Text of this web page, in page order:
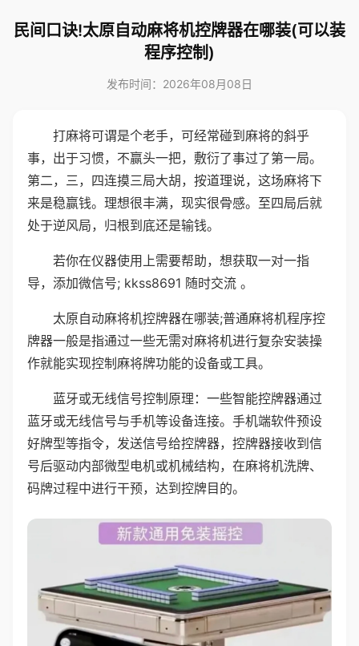
民间口诀!太原自动麻将机控牌器在哪装(可以装
程序控制)
发布时间：2026年08月08日
打麻将可谓是个老手，可经常碰到麻将的斜乎
事，出于习惯，不赢头一把，敷衍了事过了第一局。
第二，三，四连摸三局大胡，按道理说，这场麻将下
来是稳赢钱。理想很丰满，现实很骨感。至四局后就
处于逆风局，归根到底还是输钱。
若你在仪器使用上需要帮助，想获取一对一指
导，添加微信号; kkss8691 随时交流 。
太原自动麻将机控牌器在哪装;普通麻将机程序控
牌器一般是指通过一些无需对麻将机进行复杂安装操
作就能实现控制麻将牌功能的设备或工具。
蓝牙或无线信号控制原理：一些智能控牌器通过
蓝牙或无线信号与手机等设备连接。手机端软件预设
好牌型等指令，发送信号给控牌器，控牌器接收到信
号后驱动内部微型电机或机械结构，在麻将机洗牌、
码牌过程中进行干预，达到控牌目的。